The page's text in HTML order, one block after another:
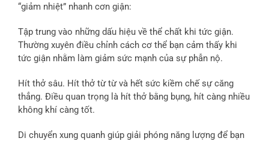
“giảm nhiệt” nhanh cơn giận:
Tập trung vào những dấu hiệu về thể chất khi tức giận.
Thường xuyên điều chỉnh cách cơ thể bạn cảm thấy khi
tức giận nhằm làm giảm sức mạnh của sự phẫn nộ.
Hít thở sâu. Hít thở từ từ và hết sức kiềm chế sự căng
thẳng. Điều quan trọng là hít thở bằng bụng, hít càng nhiều
không khí càng tốt.
Di chuyển xung quanh giúp giải phóng năng lượng để bạn